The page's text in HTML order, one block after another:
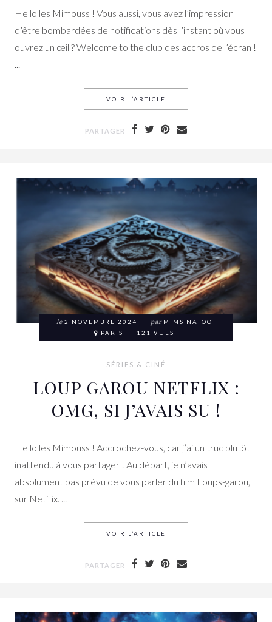
Hello les Mimouss ! Vous aussi, vous avez l’impression
d’être bombardées de notifications dès l’instant où vous
ouvrez un œil ? Welcome to the club des accros de l’écran !
VOIR L’ARTICLE
PARTAGER
le 2 NOVEMBRE 2024 par MIMS NATOO
PARIS
121 VUES
SÉRIES & CINÉ
LOUP GAROU NETFLIX :
OMG, SI J’AVAIS SU !
Hello les Mimouss ! Accrochez-vous, car j’ai un truc plutôt
inattendu à vous partager ! Au départ, je n’avais
absolument pas prévu de vous parler du film Loups-garou,
sur Netflix. ...
VOIR L’ARTICLE
PARTAGER